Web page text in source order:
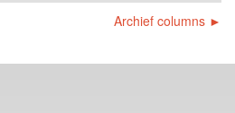
Archief columns ►